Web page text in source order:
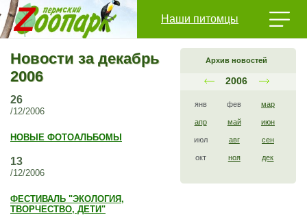
Наши питомцы
Архив новостей
2006
янв фев мар
апр май июн
июл авг сен
окт ноя дек
Новости за декабрь
2006
26
/12/2006
НОВЫЕ ФОТОАЛЬБОМЫ
13
/12/2006
ФЕСТИВАЛЬ "ЭКОЛОГИЯ,
ТВОРЧЕСТВО, ДЕТИ"